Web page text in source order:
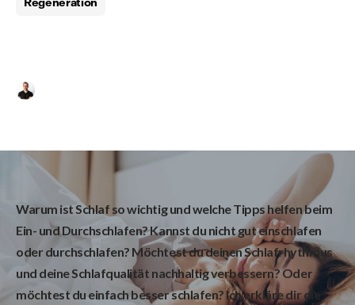
Warum ist Schlaf so wichtig und welche Tipps helfen beim
Ein- und Durchschlafen? Kannst du nicht gut einschlafen
oder durchschlafen? Möchtest du deinen Schlafrhythmus
und deine Schlafqualität nachhaltig verbessern? Oder
möchtest du einfach besser schlafen? Ich erkläre dir die